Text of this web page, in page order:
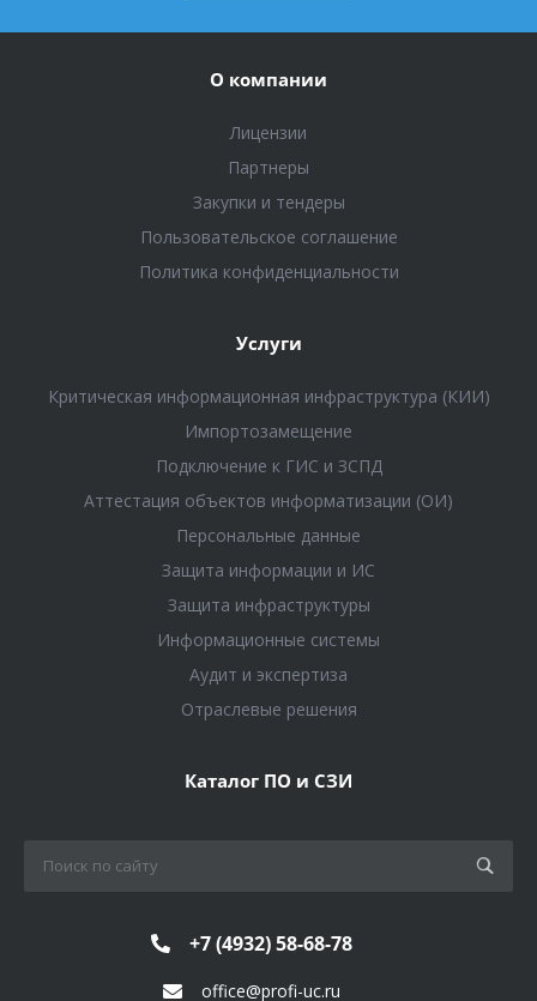
О компании
Лицензии
Партнеры
Закупки и тендеры
Пользовательское соглашение
Политика конфиденциальности
Услуги
Критическая информационная инфраструктура (КИИ)
Импортозамещение
Подключение к ГИС и ЗСПД
Аттестация объектов информатизации (ОИ)
Персональные данные
Защита информации и ИС
Защита инфраструктуры
Информационные системы
Аудит и экспертиза
Отраслевые решения
Каталог ПО и СЗИ
+7 (4932) 58-68-78
office@profi-uc.ru